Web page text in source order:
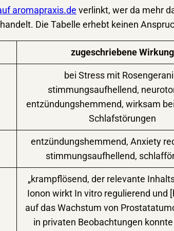
aromapraxis.de verlinkt, wer da mehr
Die Tabelle erhebt keinen
zugeschriebene Wirkung
bei Stress mit
stimmungsaufhellend,
entzündungshemmend, wirksam
Schlafstörungen
entzündungshemmend, Anxiety
stimmungsaufhellend,
„krampflösend, der relevante
Ionon wirkt In vitro regulierend und
auf das Wachstum von
in privaten Beobachtungen